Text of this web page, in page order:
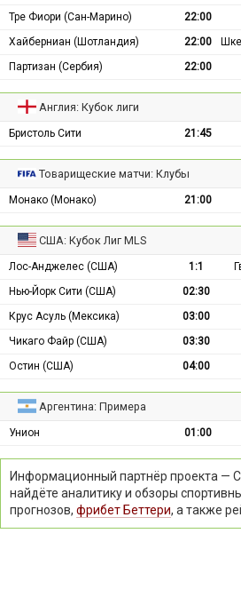
Тре Фиори (Сан-Марино)
22:00
Хайберниан (Шотландия)
22:00
Партизан (Сербия)
22:00
Англия: Кубок лиги
Бристоль Сити 21:45
Товарищеские матчи: Клубы
Монако (Монако) 21:00
США: Кубок Лиг MLS
Лос-Анджелес (США) 1:1
Нью-Йорк Сити (США)
02:30
Крус Асуль (Мексика)
03:00
Чикаго Файр (США)
03:30
Остин (США)
04:00
Аргентина: Примера
Унион 01:00
Информационный партнёр проекта —
найдёте аналитику и обзоры
прогнозов, фрибет Беттери, а также